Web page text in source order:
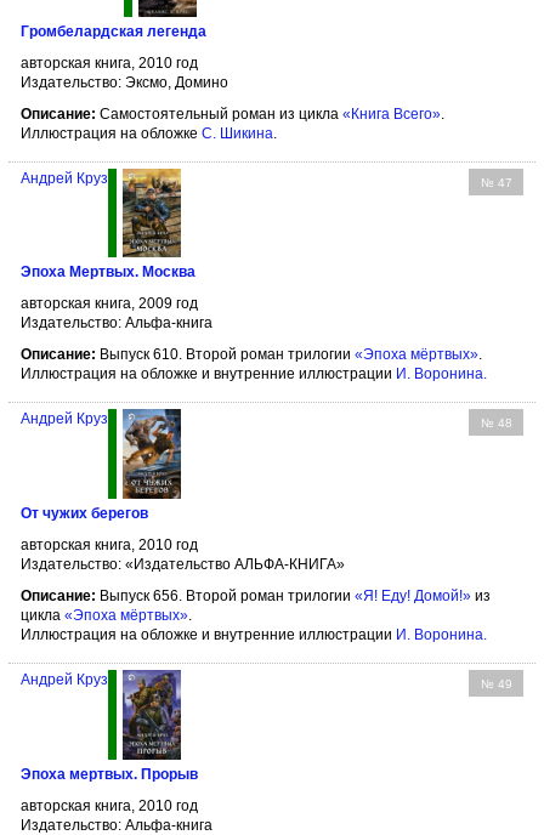
Громбелардская легенда
авторская книга, 2010 год
Издательство: Эксмо, Домино
Описание: Самостоятельный роман из цикла «Книга Всего».
Иллюстрация на обложке С. Шикина.
№ 47
Андрей Круз
Эпоха Мертвых. Москва
авторская книга, 2009 год
Издательство: Альфа-книга
Описание: Выпуск 610. Второй роман трилогии «Эпоха мёртвых».
Иллюстрация на обложке и внутренние иллюстрации И. Воронина.
№ 48
Андрей Круз
От чужих берегов
авторская книга, 2010 год
Издательство: «Издательство АЛЬФА-КНИГА»
Описание: Выпуск 656. Второй роман трилогии «Я! Еду! Домой!» из
цикла «Эпоха мёртвых».
Иллюстрация на обложке и внутренние иллюстрации И. Воронина.
№ 49
Андрей Круз
Эпоха мертвых. Прорыв
авторская книга, 2010 год
Издательство: Альфа-книга